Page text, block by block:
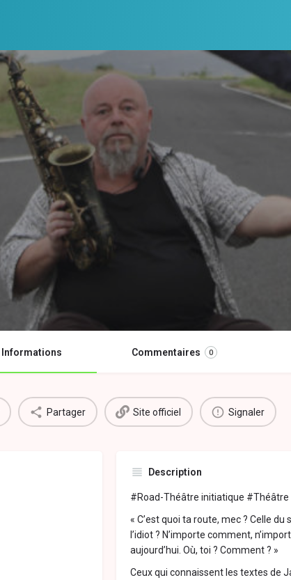
Informations Commentaires 0
Partager Site officiel Signaler
Description
#Road-Théâtre initiatique #Théâtre
« C’est quoi ta route, mec ? Celle
l’idiot ? N’importe comment,
aujourd’hui. Où, toi ? Comment ? »
Ceux qui connaissent les textes de